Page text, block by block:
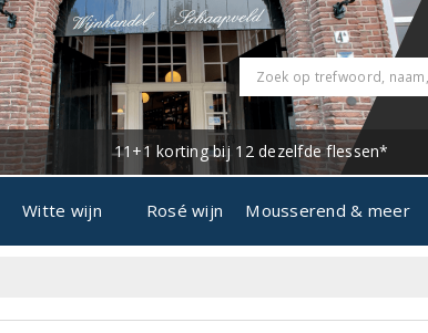
11+1 korting bij 12 dezelfde flessen*
Witte wijn Rosé wijn Mousserend & meer